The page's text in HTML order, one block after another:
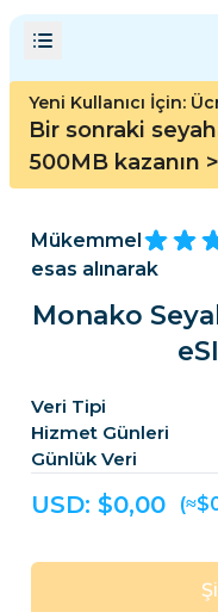
Yeni Kullanıcı İçin:
Bir sonraki
500MB kazanın
Mükemmel
esas alınarak
Monako
Veri Tipi
Hizmet Günleri
Günlük Veri
USD: $0,00